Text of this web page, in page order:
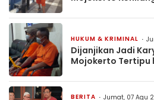
HUKUM & KRIMINAL
Dijanjikan Jadi
Mojokerto Tertipu
BERITA Jumat, 07 Agu